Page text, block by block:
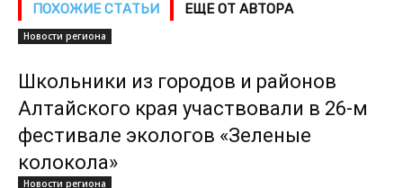
ПОХОЖИЕ СТАТЬИ ЕЩЕ ОТ АВТОРА
Новости региона
Школьники из городов и районов
Алтайского края участвовали в 26-м
фестивале экологов «Зеленые
колокола»
Новости региона